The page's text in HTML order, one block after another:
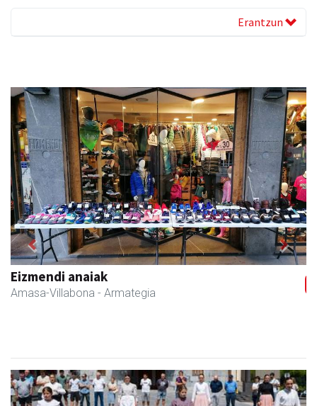
Erantzun
Arindu fisioterapia eta osteopatia
Amasa-Villabona - Fisioterapia
Previous Next